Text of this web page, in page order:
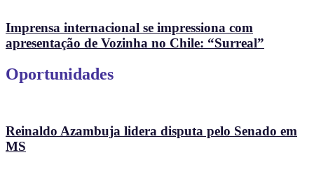
Imprensa internacional se impressiona com
apresentação de Vozinha no Chile: “Surreal”
Oportunidades
Reinaldo Azambuja lidera disputa pelo Senado em
MS